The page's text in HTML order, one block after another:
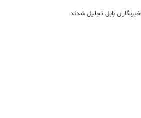
خبرنگاران بابل تجلیل شدند